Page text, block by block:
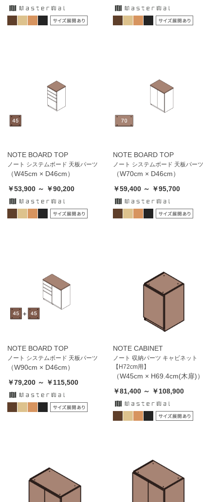
NOTE BOARD TOP
ノート システムボード 天板パーツ
（W45cm × D46cm）
￥53,900 ～ ￥90,200
NOTE BOARD TOP
ノート システムボード 天板パーツ
（W70cm × D46cm）
￥59,400 ～ ￥95,700
NOTE BOARD TOP
ノート システムボード 天板パーツ
（W90cm × D46cm）
￥79,200 ～ ￥115,500
NOTE CABINET
ノート 収納パーツ キャビネット
【H72cm用】
（W45cm × H69.4cm(木扉)）
￥81,400 ～ ￥108,900